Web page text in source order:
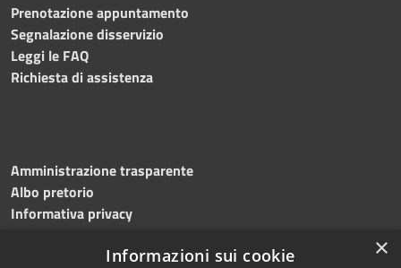
Prenotazione appuntamento
Segnalazione disservizio
Leggi le FAQ
Richiesta di assistenza
Amministrazione trasparente
Albo pretorio
Informativa privacy
Dichiarazione di accessibilità Meccanismo di feedback ×
Informazioni sui cookie